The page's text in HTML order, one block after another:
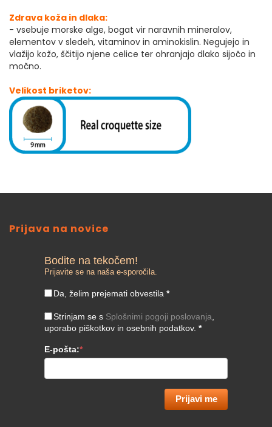
Zdrava koža in dlaka:
- vsebuje morske alge, bogat vir naravnih mineralov,
elementov v sledeh, vitaminov in aminokislin. Negujejo in
vlažijo kožo, ščitijo njene celice ter ohranjajo dlako sijočo in
močno.
Velikost briketov:
Prijava na novice
Bodite na tekočem!
Prijavite se na naša e-sporočila.
Da, želim prejemati obvestila *
Strinjam se s Splošnimi pogoji poslovanja
uporabo piškotkov in osebnih podatkov. *
E-pošta:*
Prijavi me